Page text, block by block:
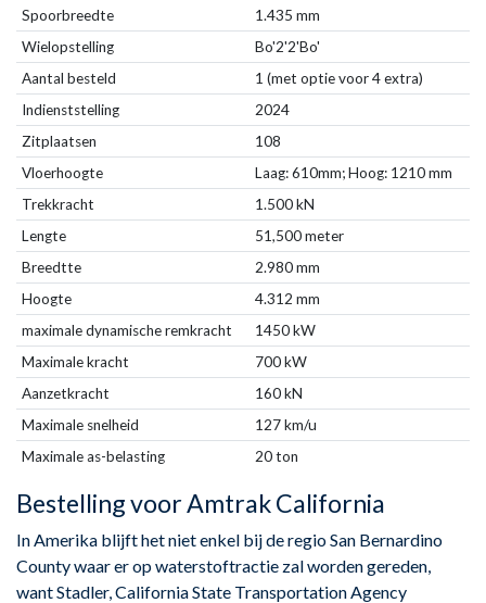
Spoorbreedte
1.435 mm
Wielopstelling
Bo'2'2'Bo'
Aantal besteld
1 (met optie voor 4 extra)
Indienststelling
2024
Zitplaatsen
108
Vloerhoogte
Laag: 610mm; Hoog: 1210 mm
Trekkracht
1.500 kN
Lengte
51,500 meter
Breedtte
2.980 mm
Hoogte
4.312 mm
maximale dynamische remkracht
1450 kW
Maximale kracht
700 kW
Aanzetkracht
160 kN
Maximale snelheid
127 km/u
Maximale as-belasting
20 ton
Bestelling voor Amtrak California
In Amerika blijft het niet enkel bij de regio San Bernardino
County waar er op waterstoftractie zal worden gereden,
want Stadler, California State Transportation Agency